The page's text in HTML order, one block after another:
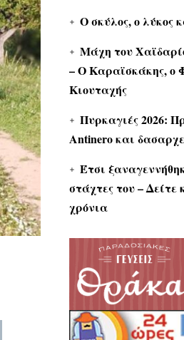
Ο σκύλος, ο λύκος
Μάχη του
– Ο Καραϊσκάκης, ο
Κιουταχής
Πυρκαγιές 2026:
Antinero και
Έτσι
στάχτες του –
χρόνια